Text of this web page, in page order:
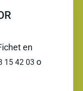
en
15 42 03 o